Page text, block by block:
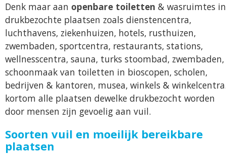
Denk maar aan openbare toiletten & wasruimtes in
drukbezochte plaatsen zoals dienstencentra,
luchthavens, ziekenhuizen, hotels, rusthuizen,
zwembaden, sportcentra, restaurants, stations,
wellnesscentra, sauna, turks stoombad, zwembaden,
schoonmaak van toiletten in bioscopen, scholen,
bedrijven & kantoren, musea, winkels &
kortom alle plaatsen dewelke drukbezocht worden
door mensen zijn gevoelig aan vuil.
Soorten vuil en moeilijk bereikbare
plaatsen